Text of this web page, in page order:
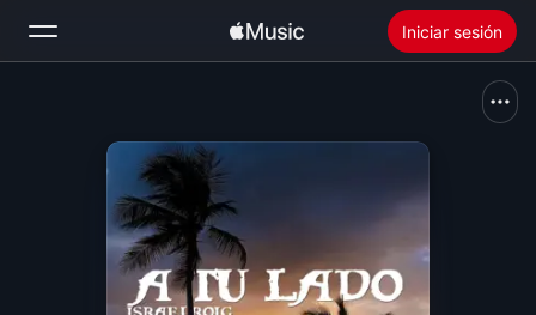
Iniciar sesión
Novedades
Instalar Apple Music